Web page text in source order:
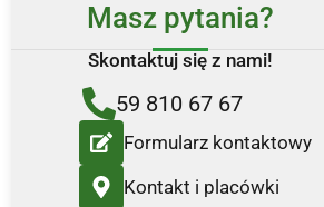
Masz pytania?
Skontaktuj się z nami!
59 810 67 67
Formularz kontaktowy
Kontakt i placówki